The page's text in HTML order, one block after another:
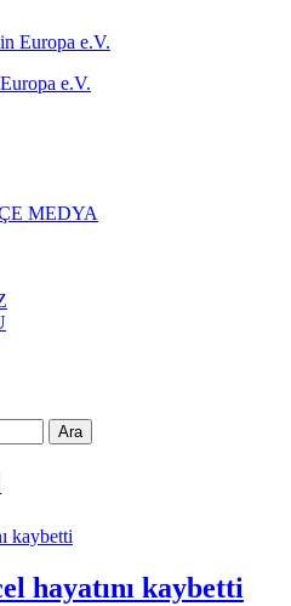
e.V.
MEDYA
hayatını kaybetti